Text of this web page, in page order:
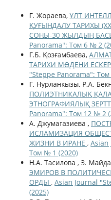
Г. Жораева, ҰЛТ
ҚУҒЫНДАЛУ ТАРИХЫ
СОҢЫ-30 ЖЫЛДЫҢ
Panorama": Том 6 № 2
Г.Б. Қозғамбаева,
ТАРИХИ МƏДЕНИ
"Steppe Panorama":
Г. Нурланкызы, Р.А.
ПОЛИЭТНИКАЛЫҚ ҚАЛА
ЭТНОГРАФИЯЛЫҚ
Panorama": Том 12 № 2
А. Джумагазиева ,
ИСЛАМИЗАЦИЯ
ЖИЗНИ В ИРАНЕ , Asian
Том № 1 (2020)
Н.А. Тасилова , З.
ЭМИРОВ В
ОРДЫ , Asian Journal
(2025)